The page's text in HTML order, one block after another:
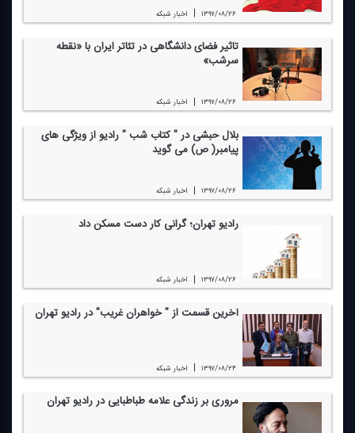
۱۳۹۷/۰۸/۲۶ | اخبار شبكه
تاثیر فضای دانشگاهی در تئاتر ایران با «نقطه
سرشب»
۱۳۹۷/۰۸/۲۶ | اخبار شبكه
بلال حبشی در " كتاب شب " رادیو از ویژگی های
پیامبر( ص) می گوید
۱۳۹۷/۰۸/۲۶ | اخبار شبكه
رادیو تهران؛ گرانی كار دست مسكن داد
۱۳۹۷/۰۸/۲۶ | اخبار شبكه
آخرین قسمت از " خواهران غریب" در رادیو تهران
۱۳۹۷/۰۸/۲۴ | اخبار شبكه
مروری بر زندگی علامه طباطبایی در رادیو تهران